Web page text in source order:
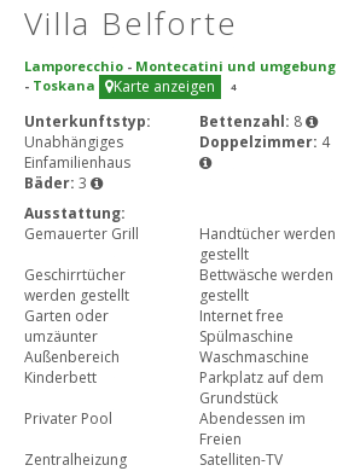
Villa Belforte
Lamporecchio - Montecatini und umgebung
- Toskana Karte anzeigen 4
Unterkunftstyp:
Unabhängiges
Einfamilienhaus
Bettenzahl: 8
Doppelzimmer: 4
Bäder: 3
Ausstattung:
Gemauerter Grill
Handtücher werden
gestellt
Geschirrtücher
werden gestellt
Bettwäsche werden
gestellt
Garten oder
umzäunter
Außenbereich
Internet free
Spülmaschine
Waschmaschine
Kinderbett
Parkplatz auf dem
Grundstück
Privater Pool
Abendessen im
Freien
Zentralheizung
Satelliten-TV